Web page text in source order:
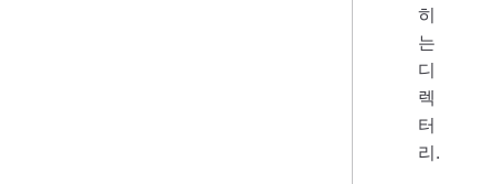
히
는
디
렉
터
리.